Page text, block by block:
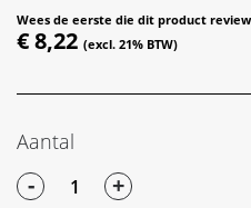
Wees de eerste die dit product
€ 8,22
Aantal
- +
the
images